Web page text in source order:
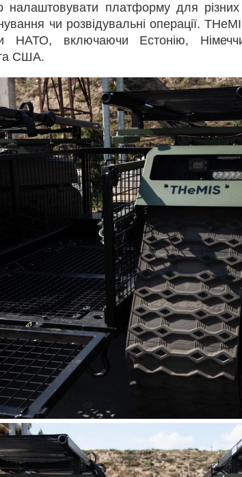
налаштовувати платформу для
чи розвідувальні операції.
НАТО, включаючи Естонію,
США.